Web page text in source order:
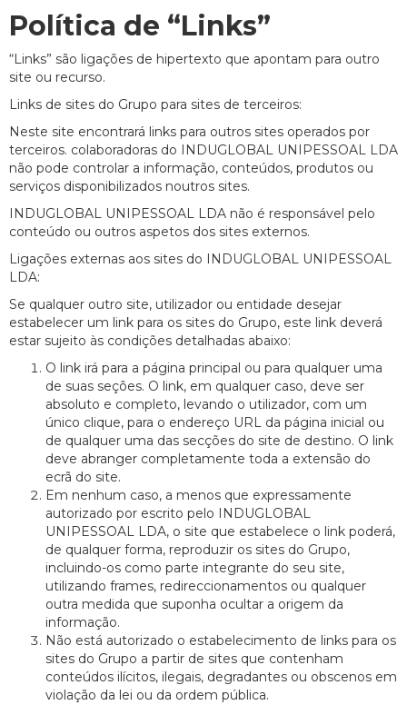
Política de “Links”
“Links” são ligações de hipertexto que apontam para outro
site ou recurso.
Links de sites do Grupo para sites de terceiros:
Neste site encontrará links para outros sites operados por
terceiros. colaboradoras do INDUGLOBAL UNIPESSOAL LDA
não pode controlar a informação, conteúdos, produtos ou
serviços disponibilizados noutros sites.
INDUGLOBAL UNIPESSOAL LDA não é responsável pelo
conteúdo ou outros aspetos dos sites externos.
Ligações externas aos sites do INDUGLOBAL UNIPESSOAL
LDA:
Se qualquer outro site, utilizador ou entidade desejar
estabelecer um link para os sites do Grupo, este link deverá
estar sujeito às condições detalhadas abaixo:
O link irá para a página principal ou para qualquer uma
de suas seções. O link, em qualquer caso, deve ser
absoluto e completo, levando o utilizador, com um
único clique, para o endereço URL da página inicial ou
de qualquer uma das secções do site de destino. O link
deve abranger completamente toda a extensão do
ecrã do site.
Em nenhum caso, a menos que expressamente
autorizado por escrito pelo INDUGLOBAL
UNIPESSOAL LDA, o site que estabelece o link poderá,
de qualquer forma, reproduzir os sites do Grupo,
incluindo-os como parte integrante do seu site,
utilizando frames, redireccionamentos ou qualquer
outra medida que suponha ocultar a origem da
informação.
Não está autorizado o estabelecimento de links para os
sites do Grupo a partir de sites que contenham
conteúdos ilícitos, ilegais, degradantes ou obscenos em
violação da lei ou da ordem pública.